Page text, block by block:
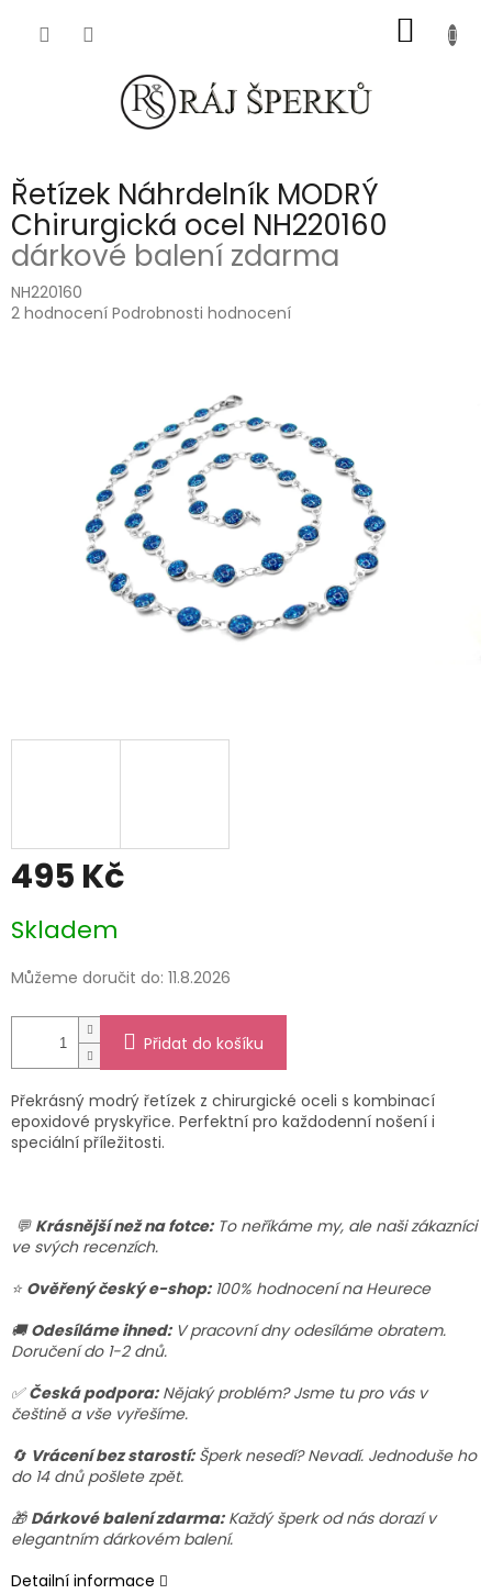
KOŠÍK
Řetízek Náhrdelník MODRÝ
Chirurgická ocel NH220160
dárkové balení zdarma
NH220160
Průměrné
2 hodnocení Podrobnosti hodnocení
495 Kč
cena:
Skladem
Můžeme doručit do: 11.8.2026
Přidat do košíku
Překrásný modrý řetízek z chirurgické oceli s kombinací
epoxidové pryskyřice. Perfektní pro každodenní nošení i
speciální příležitosti.
💬 Krásnější než na fotce:To neříkáme my, ale naši zákazníci
ve svých recenzích.
⭐ Ověřený český e-shop:100% hodnocení na Heurece
🚚 Odesíláme ihned:V pracovní dny odesíláme obratem.
Doručení do 1-2 dnů.
✅ Česká podpora:Nějaký problém? Jsme tu pro vás v
češtině a vše vyřešíme.
🔄 Vrácení bez starostí:Šperk nesedí? Nevadí. Jednoduše ho
do 14 dnů pošlete zpět.
🎁 Dárkové balení zdarma:Každý šperk od nás dorazí v
elegantním dárkovém balení.
Detailní informace